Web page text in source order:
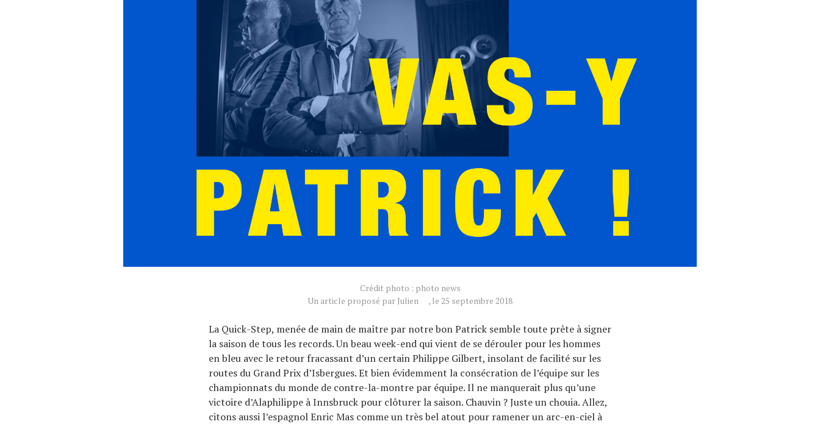
Crédit photo : photo news
Un article proposé par Julien
, le 25 septembre 2018
La Quick-Step, menée de main de maître par notre bon Patrick semble toute prête à signer
la saison de tous les records. Un beau week-end qui vient de se dérouler pour les hommes
en bleu avec le retour fracassant d’un certain Philippe Gilbert, insolant de facilité sur les
routes du Grand Prix d’Isbergues. Et bien évidemment la consécration de l’équipe sur les
championnats du monde de contre-la-montre par équipe. Il ne manquerait plus qu’une
victoire d’Alaphilippe à Innsbruck pour clôturer la saison. Chauvin ? Juste un chouia. Allez,
citons aussi l’espagnol Enric Mas comme un très bel atout pour ramener un arc-en-ciel à